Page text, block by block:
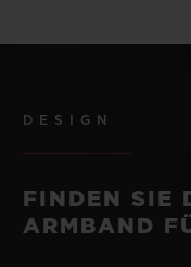
DESIGN
FINDEN SIE
ARMBAND